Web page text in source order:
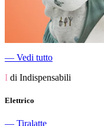
― Vedi tutto
I di Indispensabili
Elettrico
― Tiralatte